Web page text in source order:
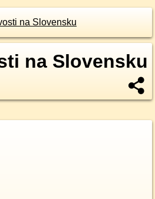
na Slovensku
na Slovensku